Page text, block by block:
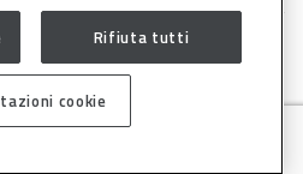
Spa P.IVA 09293820156 | Centro
Rifiuta tutti
cookie